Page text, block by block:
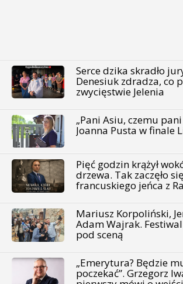
Serce dzika skradło
Denesiuk zdradza, co
zwycięstwie Jelenia
„Pani Asiu, czemu pani
Joanna Pusta w finale
Pięć godzin krążył
drzewa. Tak zaczęło
francuskiego jeńca z
Mariusz Korpoliński,
Adam Wajrak. Festiwal
pod sceną
„Emerytura? Będzie
poczekać”. Grzegorz